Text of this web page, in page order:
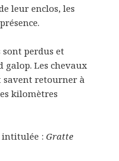
leur enclos, les
perdus et
galop. Les chevaux
retourner à
kilomètres
intitulée :Gratte